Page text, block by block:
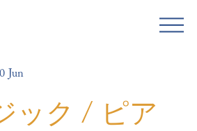
メ
ック / ピア
Jun